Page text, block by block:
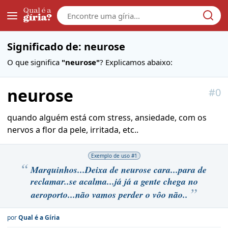
Galera
Significado de: neurose
O que significa "neurose"? Explicamos abaixo:
#0
neurose
quando alguém está com stress, ansiedade, com os
nervos a flor da pele, irritada, etc..
Exemplo de uso #1
Marquinhos...Deixa de neurose cara...para de
reclamar..se acalma...já já a gente chega no
aeroporto...não vamos perder o vôo não..
porQual é a Gíria